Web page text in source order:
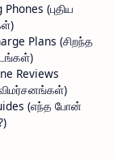
(புதிய
Plans (சிறந்த
Reviews
(எந்த போன்